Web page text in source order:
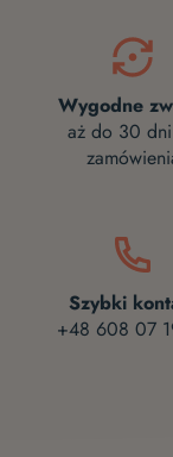
Wygodne
aż do 30
Szybki
+48 608 07